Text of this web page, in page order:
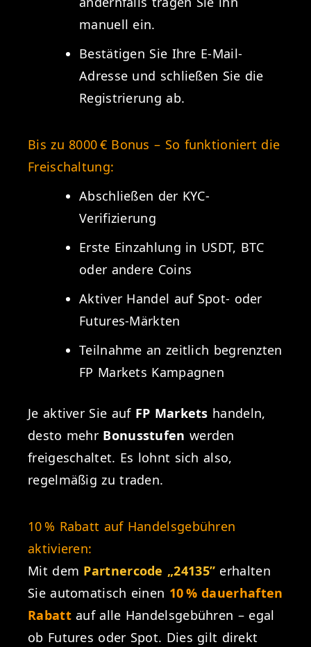
manuell ein.
Bestätigen Sie Ihre E-Mail-
Adresse und schließen Sie die
Registrierung ab.
Bis zu 8000 € Bonus – So funktioniert die
Freischaltung:
Abschließen der KYC-
Verifizierung
Erste Einzahlung in USDT, BTC
oder andere Coins
Aktiver Handel auf Spot- oder
Futures-Märkten
Teilnahme an zeitlich begrenzten
FP Markets Kampagnen
Je aktiver Sie auf FP Markets handeln,
desto mehr Bonusstufen werden
freigeschaltet. Es lohnt sich also,
regelmäßig zu traden.
10 % Rabatt auf Handelsgebühren
aktivieren:
Mit dem Partnercode „24135” erhalten
Sie automatisch einen 10 % dauerhaften
Rabattauf alle Handelsgebühren – egal
ob Futures oder Spot. Dies gilt direkt